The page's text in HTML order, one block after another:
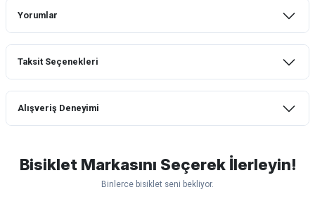
Yorumlar
Taksit Seçenekleri
Alışveriş Deneyimi
lastik yanak kısmından 3cm yarıldı ama
normal sürüşe uygun
Bisiklet Markasını Seçerek İlerleyin!
Binlerce bisiklet seni bekliyor.